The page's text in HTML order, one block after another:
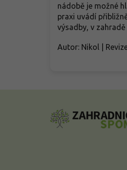
nádobě je možné
praxi uvádí
výsadby, v
Autor: Nikol |